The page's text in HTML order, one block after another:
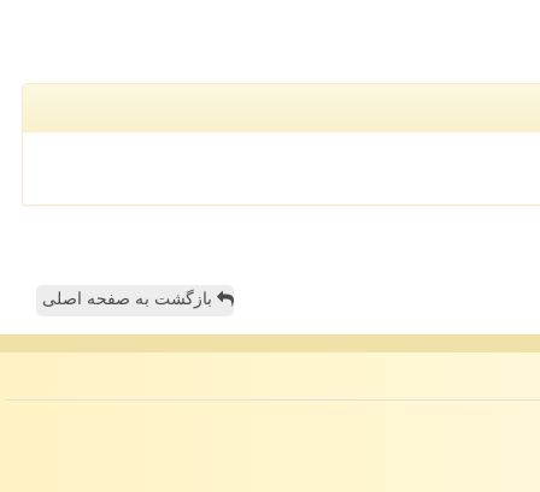
بازگشت به صفحه اصلی